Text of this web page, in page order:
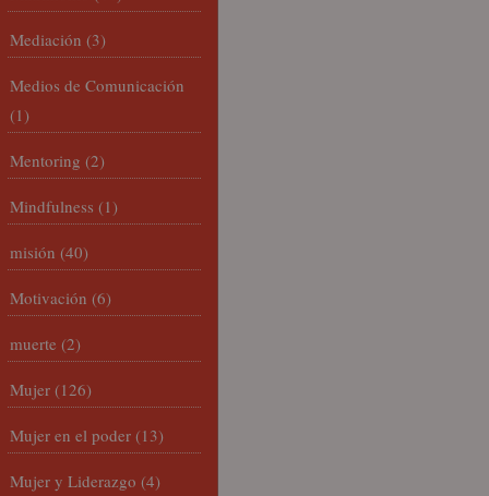
Mediación (3)
Medios de Comunicación
(1)
Mentoring (2)
Mindfulness (1)
misión (40)
Motivación (6)
muerte (2)
Mujer (126)
Mujer en el poder (13)
Mujer y Liderazgo (4)